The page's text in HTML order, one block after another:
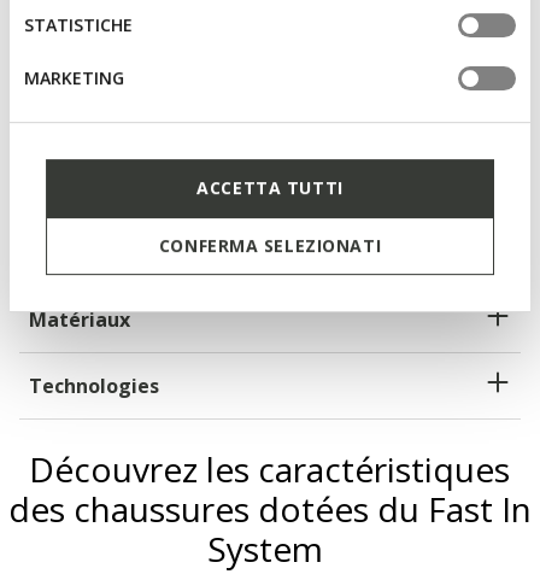
STATISTICHE
MARKETING
ACCETTA TUTTI
CONFERMA SELEZIONATI
Amorti optimal qui offre protection et absorption des
Chaussures légères
Lacets élastiques pour ajuster le chaussant; Semelle
intérieure amovible
Matériaux
Technologies
Découvrez les caractéristiques
des chaussures dotées du Fast In
System